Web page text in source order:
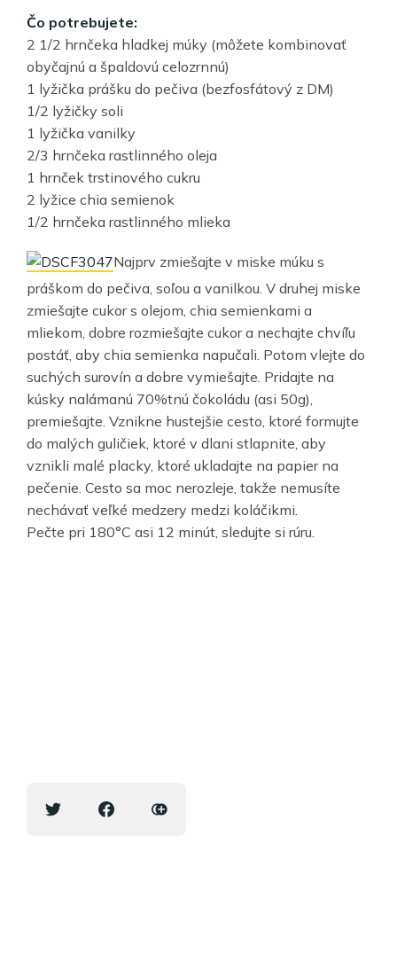
Čo potrebujete:
2 1/2 hrnčeka hladkej múky (môžete kombinovať
obyčajnú a špaldovú celozrnnú)
1 lyžička prášku do pečiva (bezfosfátový z DM)
1/2 lyžičky soli
1 lyžička vanilky
2/3 hrnčeka rastlinného oleja
1 hrnček trstinového cukru
2 lyžice chia semienok
1/2 hrnčeka rastlinného mlieka
Najprv zmiešajte v miske múku s
práškom do pečiva, soľou a vanilkou. V druhej miske
zmiešajte cukor s olejom, chia semienkami a
mliekom, dobre rozmiešajte cukor a nechajte chvíľu
postáť, aby chia semienka napučali. Potom vlejte do
suchých surovín a dobre vymiešajte. Pridajte na
kúsky nalámanú 70%tnú čokoládu (asi 50g),
premiešajte. Vznikne hustejšie cesto, ktoré formujte
do malých guličiek, ktoré v dlani stlapnite, aby
vznikli malé placky, ktoré ukladajte na papier na
pečenie. Cesto sa moc nerozleje, takže nemusíte
nechávať veľké medzery medzi koláčikmi.
Pečte pri 180°C asi 12 minút, sledujte si rúru.